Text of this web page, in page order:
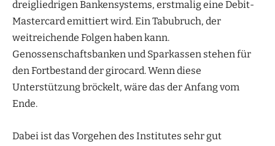
dreigliedrigen Bankensystems, erstmalig eine Debit-
Mastercard emittiert wird. Ein Tabubruch, der
weitreichende Folgen haben kann.
Genossenschaftsbanken und Sparkassen stehen für
den Fortbestand der girocard. Wenn diese
Unterstützung bröckelt, wäre das der Anfang vom
Ende.
Dabei ist das Vorgehen des Institutes sehr gut